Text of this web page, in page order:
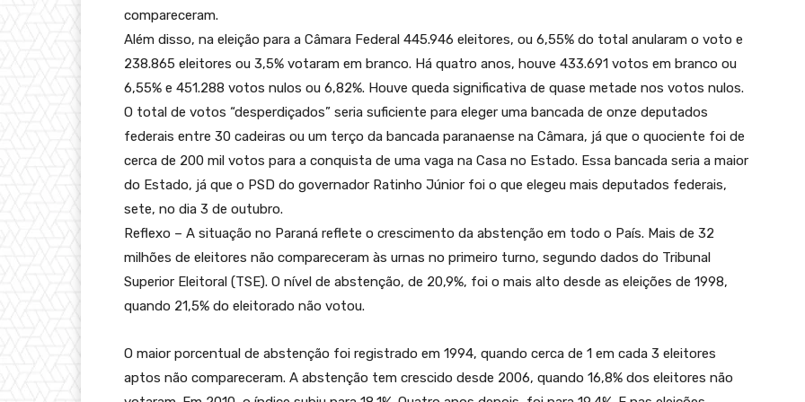
compareceram.
Além disso, na eleição para a Câmara Federal 445.946 eleitores, ou 6,55% do total anularam o voto e
238.865 eleitores ou 3,5% votaram em branco. Há quatro anos, houve 433.691 votos em branco ou
6,55% e 451.288 votos nulos ou 6,82%. Houve queda significativa de quase metade nos votos nulos.
O total de votos “desperdiçados” seria suficiente para eleger uma bancada de onze deputados
federais entre 30 cadeiras ou um terço da bancada paranaense na Câmara, já que o quociente foi de
cerca de 200 mil votos para a conquista de uma vaga na Casa no Estado. Essa bancada seria a maior
do Estado, já que o PSD do governador Ratinho Júnior foi o que elegeu mais deputados federais,
sete, no dia 3 de outubro.
Reflexo – A situação no Paraná reflete o crescimento da abstenção em todo o País. Mais de 32
milhões de eleitores não compareceram às urnas no primeiro turno, segundo dados do Tribunal
Superior Eleitoral (TSE). O nível de abstenção, de 20,9%, foi o mais alto desde as eleições de 1998,
quando 21,5% do eleitorado não votou.
O maior porcentual de abstenção foi registrado em 1994, quando cerca de 1 em cada 3 eleitores
aptos não compareceram. A abstenção tem crescido desde 2006, quando 16,8% dos eleitores não